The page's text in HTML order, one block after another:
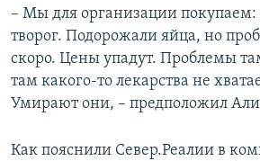
– Мы для организации
творог. Подорожали яйца, но
скоро. Цены упадут. Проблемы
там какого-то лекарства не
Умирают они, – предположил
Как пояснили Север.Реалии в